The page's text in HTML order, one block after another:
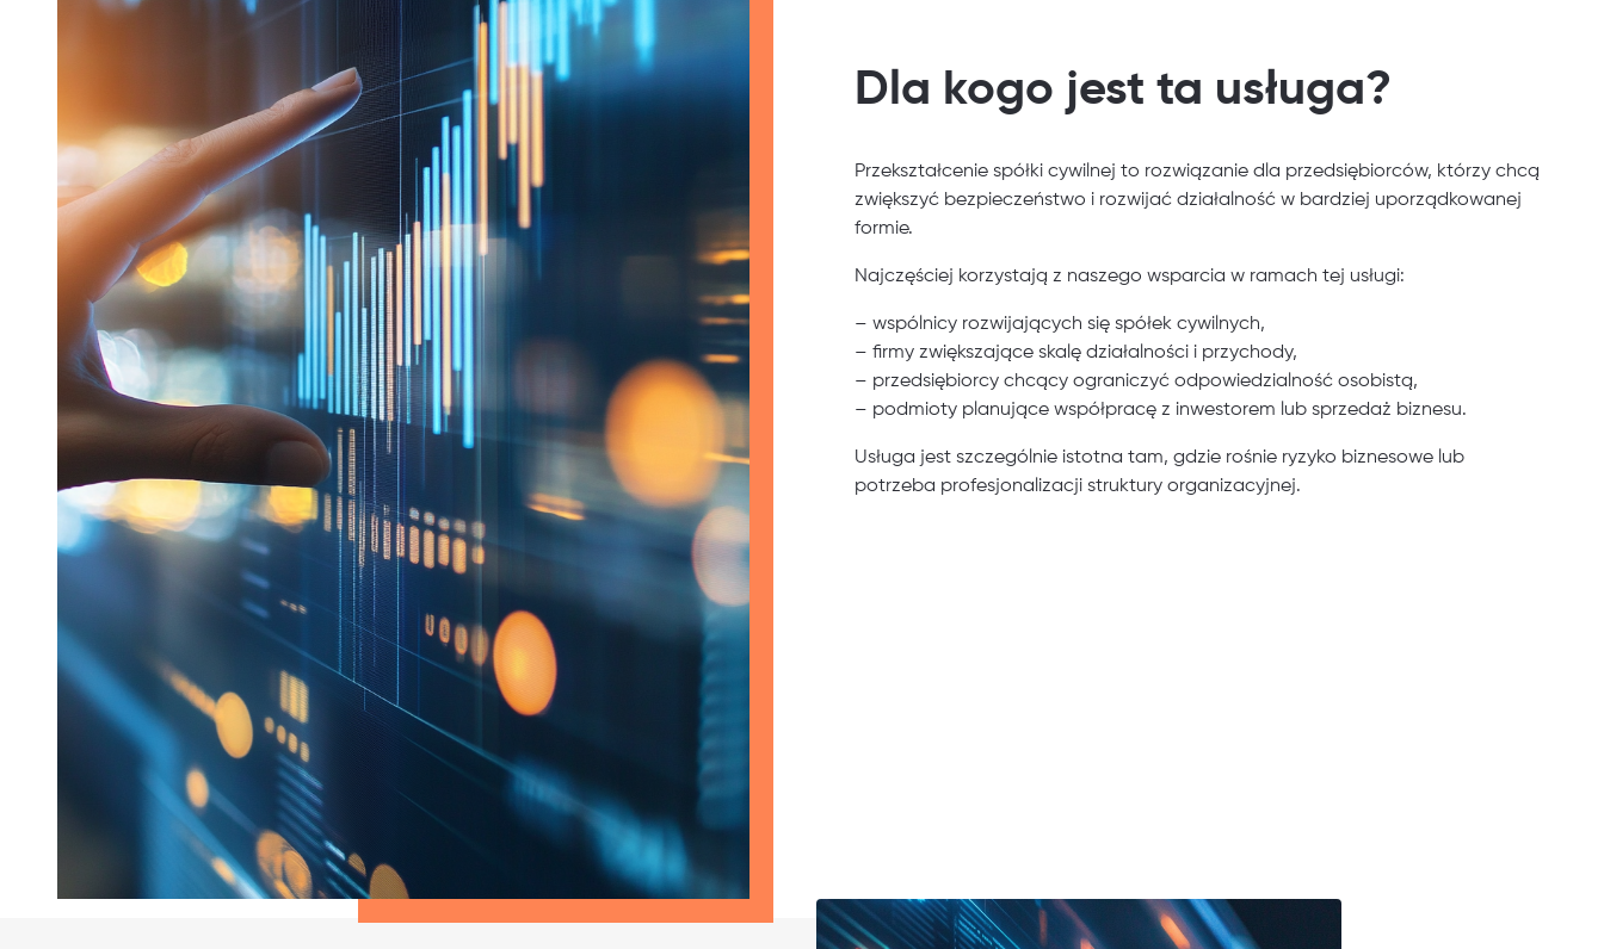
Dla kogo jest ta usługa?
Przekształcenie spółki cywilnej to rozwiązanie dla przedsiębiorców, którzy chcą
zwiększyć bezpieczeństwo i rozwijać działalność w bardziej uporządkowanej
formie.
Najczęściej korzystają z naszego wsparcia w ramach tej usługi:
– wspólnicy rozwijających się spółek cywilnych,
– firmy zwiększające skalę działalności i przychody,
– przedsiębiorcy chcący ograniczyć odpowiedzialność osobistą,
– podmioty planujące współpracę z inwestorem lub sprzedaż biznesu.
Usługa jest szczególnie istotna tam, gdzie rośnie ryzyko biznesowe lub
potrzeba profesjonalizacji struktury organizacyjnej.